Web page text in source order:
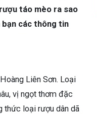
táo mèo ra sao
bạn các thông tin
Liên Sơn. Loại
vị ngọt thơm đặc
thức loại rượu dân dã